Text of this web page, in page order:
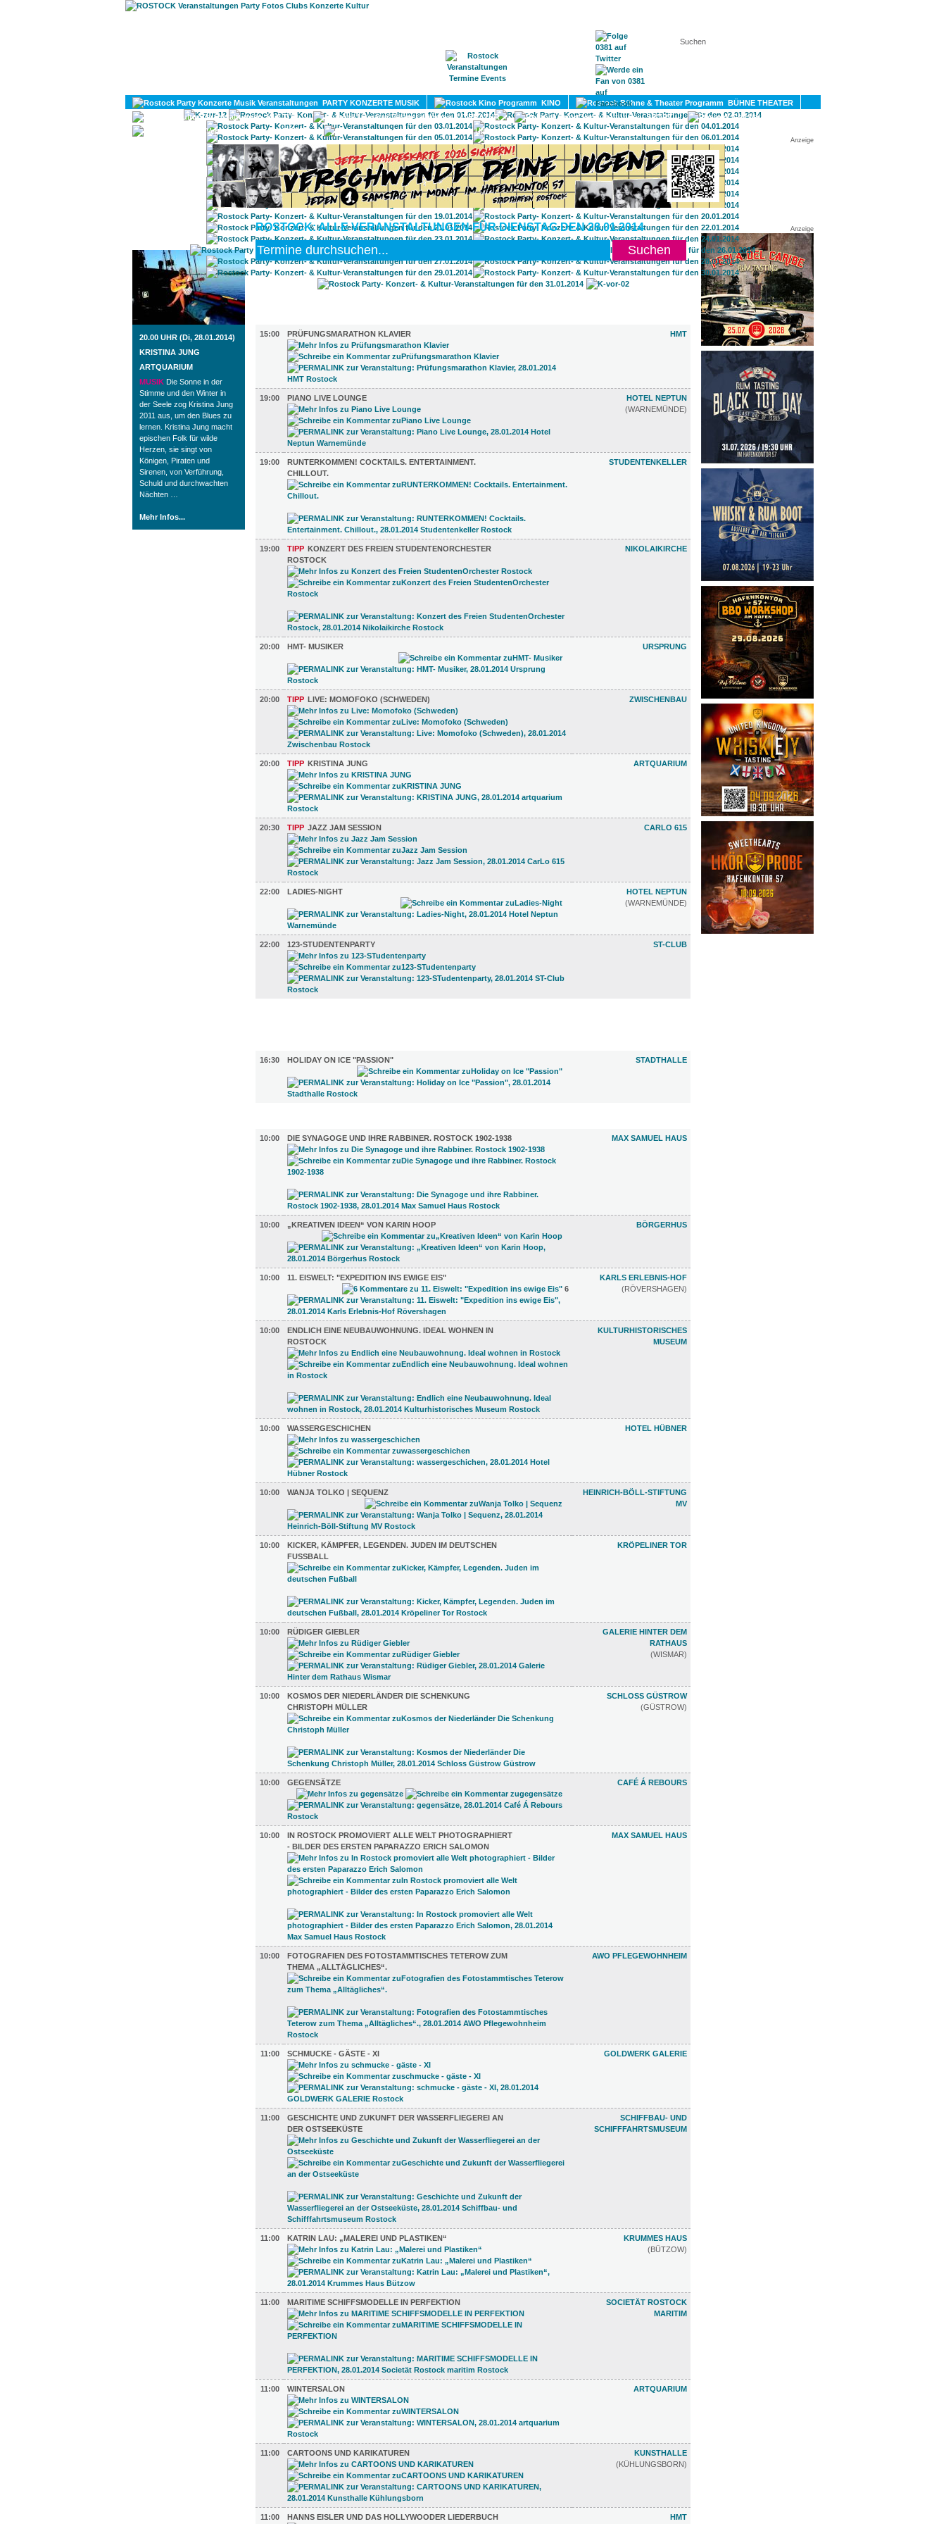
KONTAKT
PARTY KONZERTE MUSIK KINO
BÜHNE THEATER
KULTUR
LITERATUR SPORT
DIVERSES
UMLAND
Anzeige
ROSTOCK TAGESTIPP
20.00 UHR (Di, 28.01.2014)
KRISTINA JUNG
ARTQUARIUM
MUSIK Die Sonne in der
Stimme und den Winter in
der Seele zog Kristina Jung
2011 aus, um den Blues zu
lernen. Kristina Jung macht
epischen Folk für wilde
Herzen, sie singt von
Königen, Piraten und
Sirenen, von Verführung,
Schuld und durchwachten
Nächten …
Mehr Infos...
Anzeige
ROSTOCK: ALLE VERANSTALTUNGEN FÜR DIENSTAG DEN 28.01.2014
15:00
PRÜFUNGSMARATHON KLAVIER HMT
19:00 PIANO LIVE LOUNGE
HOTEL NEPTUN
(WARNEMÜNDE)
19:00
RUNTERKOMMEN! COCKTAILS. ENTERTAINMENT.
CHILLOUT.
STUDENTENKELLER
19:00 TIPP KONZERT DES FREIEN STUDENTENORCHESTER
ROSTOCK
NIKOLAIKIRCHE
20:00 HMT- MUSIKER URSPRUNG
20:00 TIPP LIVE: MOMOFOKO (SCHWEDEN) ZWISCHENBAU
20:00 TIPP KRISTINA JUNG ARTQUARIUM
20:30 TIPP JAZZ JAM SESSION CARLO 615
22:00 LADIES-NIGHT
HOTEL NEPTUN
(WARNEMÜNDE)
22:00 123-STUDENTENPARTY ST-CLUB
16:30
HOLIDAY ON ICE "PASSION" STADTHALLE
10:00
DIE SYNAGOGE UND IHRE RABBINER. ROSTOCK 1902-1938 MAX SAMUEL HAUS
10:00 „KREATIVEN IDEEN“ VON KARIN HOOP BÖRGERHUS
10:00
11. EISWELT: "EXPEDITION INS EWIGE EIS"
6
KARLS ERLEBNIS-HOF
(RÖVERSHAGEN)
10:00
ENDLICH EINE NEUBAUWOHNUNG. IDEAL WOHNEN IN
ROSTOCK
KULTURHISTORISCHES
MUSEUM
10:00 WASSERGESCHICHEN HOTEL HÜBNER
10:00 WANJA TOLKO | SEQUENZ
HEINRICH-BÖLL-STIFTUNG
MV
10:00
KICKER, KÄMPFER, LEGENDEN. JUDEN IM DEUTSCHEN
FUSSBALL
KRÖPELINER TOR
10:00 RÜDIGER GIEBLER
GALERIE HINTER DEM
RATHAUS
(WISMAR)
10:00
KOSMOS DER NIEDERLÄNDER DIE SCHENKUNG
CHRISTOPH MÜLLER
SCHLOSS GÜSTROW
(GÜSTROW)
10:00 GEGENSÄTZE CAFÉ Á REBOURS
10:00
IN ROSTOCK PROMOVIERT ALLE WELT PHOTOGRAPHIERT
- BILDER DES ERSTEN PAPARAZZO ERICH SALOMON
MAX SAMUEL HAUS
10:00
FOTOGRAFIEN DES FOTOSTAMMTISCHES TETEROW ZUM
THEMA „ALLTÄGLICHES“.
AWO PFLEGEWOHNHEIM
11:00 SCHMUCKE - GÄSTE - XI GOLDWERK GALERIE
11:00
GESCHICHTE UND ZUKUNFT DER WASSERFLIEGEREI AN
DER OSTSEEKÜSTE
SCHIFFBAU- UND
SCHIFFFAHRTSMUSEUM
11:00 KATRIN LAU: „MALEREI UND PLASTIKEN“
KRUMMES HAUS
(BÜTZOW)
11:00 MARITIME SCHIFFSMODELLE IN PERFEKTION
SOCIETÄT ROSTOCK
MARITIM
11:00 WINTERSALON ARTQUARIUM
11:00 CARTOONS UND KARIKATUREN
KUNSTHALLE
(KÜHLUNGSBORN)
11:00 HANNS EISLER UND DAS HOLLYWOODER LIEDERBUCH HMT